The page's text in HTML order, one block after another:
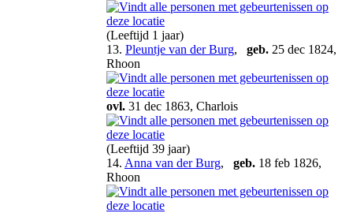
(Leeftijd 1 jaar)
13. Pleuntje van der Burg, geb. 25 dec 1824,
Rhoon
ovl. 31 dec 1863, Charlois
(Leeftijd 39 jaar)
14. Anna van der Burg, geb. 18 feb 1826,
Rhoon